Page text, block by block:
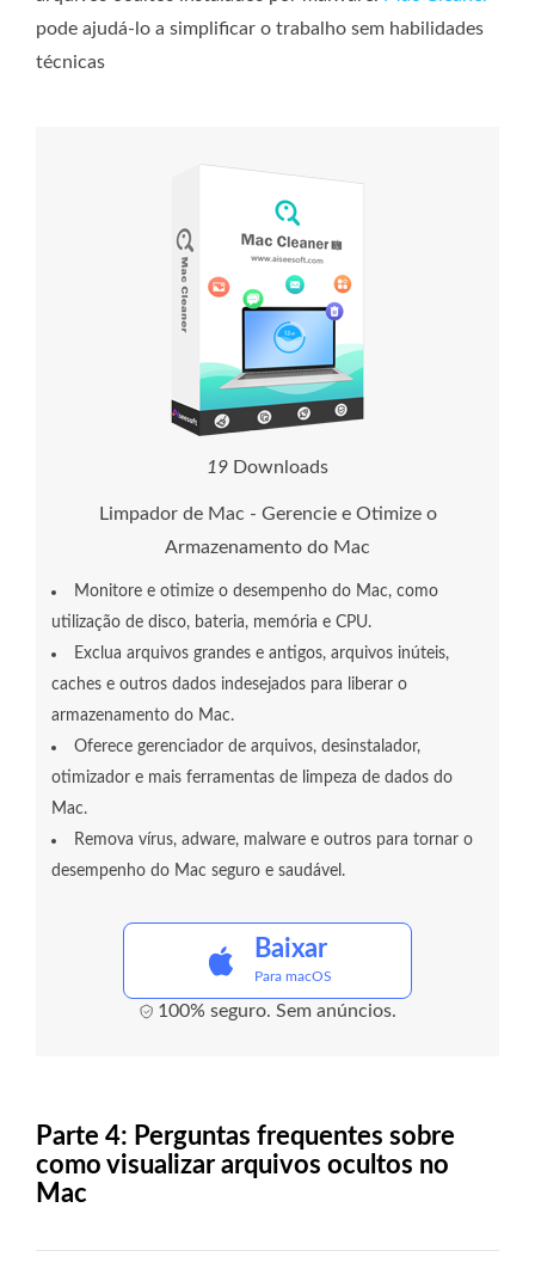
pode ajudá-lo a simplificar o trabalho sem habilidades
técnicas
19 Downloads
Limpador de Mac - Gerencie e Otimize o
Armazenamento do Mac
Monitore e otimize o desempenho do Mac, como
utilização de disco, bateria, memória e CPU.
Exclua arquivos grandes e antigos, arquivos inúteis,
caches e outros dados indesejados para liberar o
armazenamento do Mac.
Oferece gerenciador de arquivos, desinstalador,
otimizador e mais ferramentas de limpeza de dados do
Mac.
Remova vírus, adware, malware e outros para tornar o
desempenho do Mac seguro e saudável.
Baixar
Para macOS
100% seguro. Sem anúncios.
Parte 4: Perguntas frequentes sobre
como visualizar arquivos ocultos no
Mac